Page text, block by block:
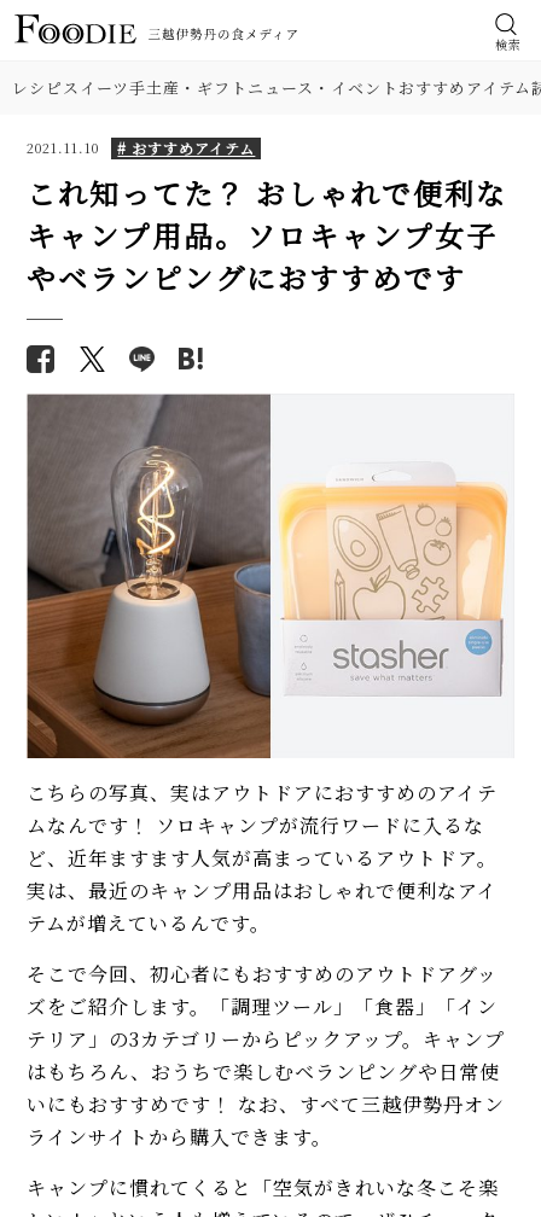
検索
レシピスイーツ手土産・ギフト ニュース・イベントおすすめアイテム
2021.11.10 # おすすめアイテム
これ知ってた？ おしゃれで便利な
キャンプ用品。ソロキャンプ女子
やベランピングにおすすめです
こちらの写真、実はアウトドアにおすすめのアイテ
ムなんです！ ソロキャンプが流行ワードに入るな
ど、近年ますます人気が高まっているアウトドア。
実は、最近のキャンプ用品はおしゃれで便利なアイ
テムが増えているんです。
そこで今回、初心者にもおすすめのアウトドアグッ
ズをご紹介します。「調理ツール」「食器」「イン
テリア」の3カテゴリーからピックアップ。キャンプ
はもちろん、おうちで楽しむベランピングや日常使
いにもおすすめです！ なお、すべて三越伊勢丹オン
ラインサイトから購入できます。
キャンプに慣れてくると「空気がきれいな冬こそ楽